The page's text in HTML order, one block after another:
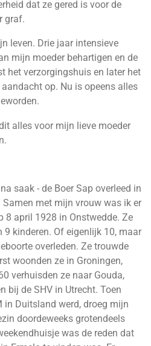
dat ze gered is voor de
graf.
leven. Drie jaar intensieve
mijn moeder behartigen en de
het verzorgingshuis en later het
op. Nu is opeens alles
alles voor mijn lieve moeder
saak - de Boer Sap overleed in
met mijn vrouw was ik er
8 april 1928 in Onstwedde. Ze
9 kinderen. Of eigenlijk 10, maar
overleden. Ze trouwde
woonden ze in Groningen,
verhuisden ze naar Gouda,
bij de SHV in Utrecht. Toen
in Duitsland werd, droeg mijn
doordeweeks grotendeels
was de reden dat